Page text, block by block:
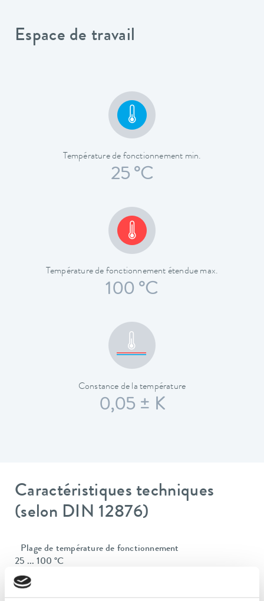
Espace de travail
Température de fonctionnement min.
25 °C
Température de fonctionnement étendue max.
100 °C
Constance de la température
0,05 ± K
Caractéristiques techniques
(selon DIN 12876)
Plage de température de fonctionnement
25 ... 100 °C
Plage de température ambiante